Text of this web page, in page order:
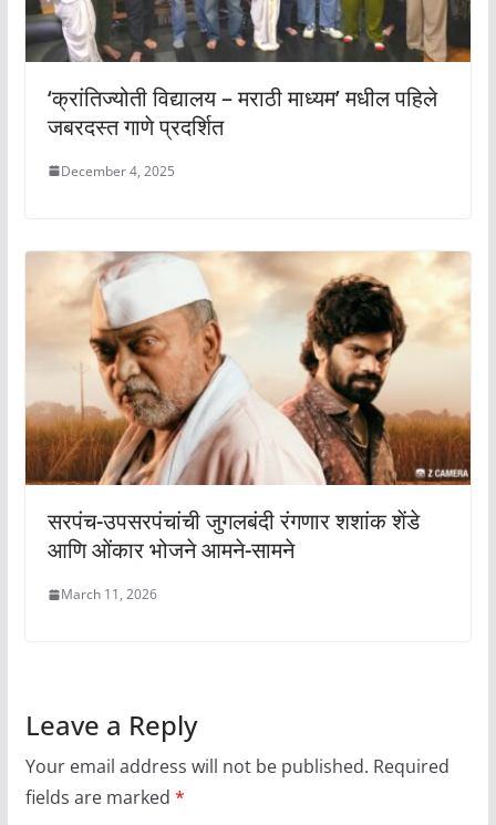
‘क्रांतिज्योती विद्यालय – मराठी माध्यम’ मधील पहिले
जबरदस्त गाणे प्रदर्शित
December 4, 2025
सरपंच-उपसरपंचांची जुगलबंदी रंगणार शशांक शेंडे
आणि ओंकार भोजने आमने-सामने
March 11, 2026
Leave a Reply
Your email address will not be published. Required
fields are marked *